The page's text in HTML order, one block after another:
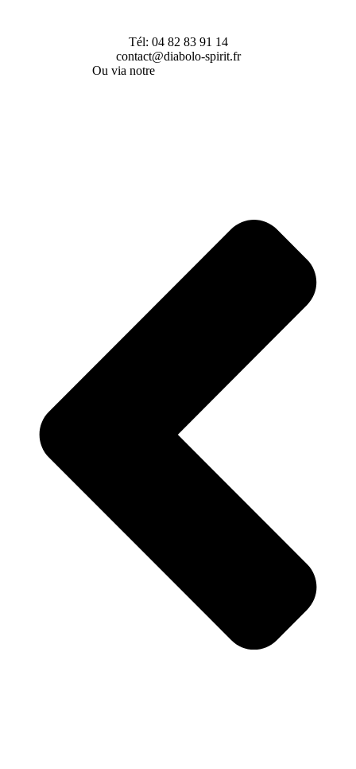
Tél: 04 82 83 91 14
contact@diabolo-spirit.fr
Ou via notre